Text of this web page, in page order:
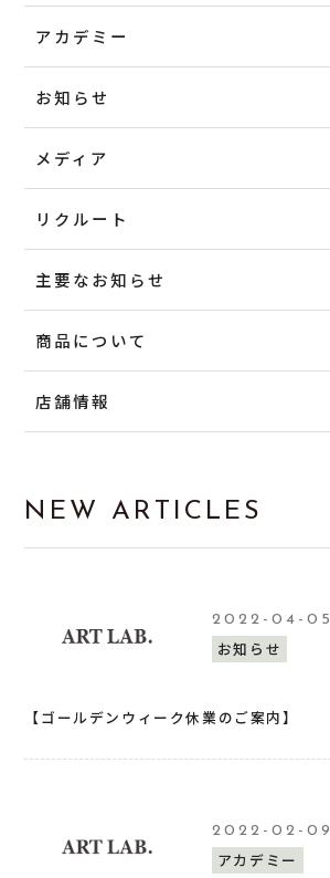
アカデミー
お知らせ
メディア
リクルート
主要なお知らせ
商品について
店舗情報
NEW ARTICLES
2022-04-05
お知らせ
【ゴールデンウィーク休業のご案内】
2022-02-09
アカデミー